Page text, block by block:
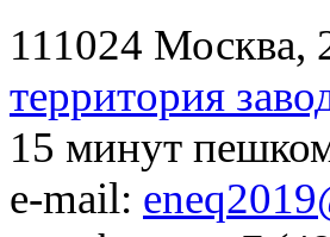
111024 Москва,
территория
15 минут
e-mail: